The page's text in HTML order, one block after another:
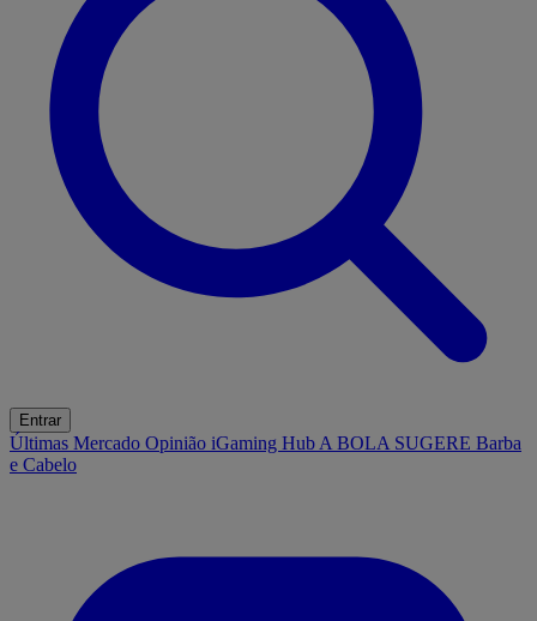
Entrar
Últimas Mercado Opinião iGaming Hub A BOLA SUGERE Barba
e Cabelo